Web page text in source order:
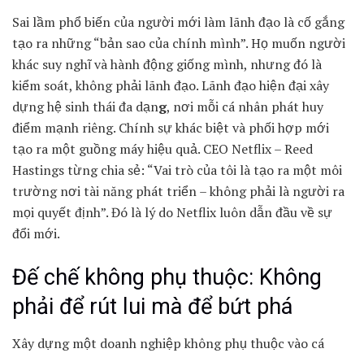
Sai lầm phổ biến của người mới làm lãnh đạo là cố gắng
tạo ra những “bản sao của chính mình”. Họ muốn người
khác suy nghĩ và hành động giống mình, nhưng đó là
kiểm soát, không phải lãnh đạo. Lãnh đạo hiện đại xây
dựng hệ sinh thái đa dạng, nơi mỗi cá nhân phát huy
điểm mạnh riêng. Chính sự khác biệt và phối hợp mới
tạo ra một guồng máy hiệu quả. CEO Netflix – Reed
Hastings từng chia sẻ: “Vai trò của tôi là tạo ra một môi
trường nơi tài năng phát triển – không phải là người ra
mọi quyết định”. Đó là lý do Netflix luôn dẫn đầu về sự
đổi mới.
Đế chế không phụ thuộc: Không
phải để rút lui mà để bứt phá
Xây dựng một doanh nghiệp không phụ thuộc vào cá